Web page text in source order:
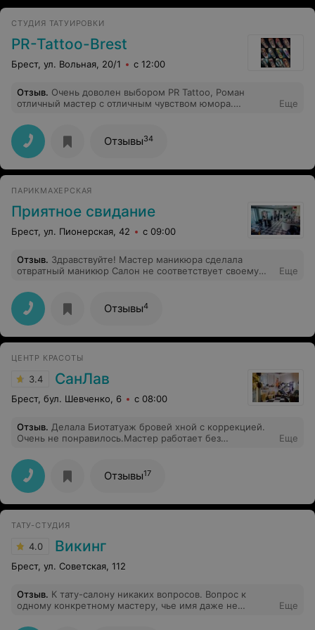
СТУДИЯ ТАТУИРОВКИ
PR-Tattoo-Brest
Брест, ул. Вольная, 20/1 с 12:00
Отзыв. Очень доволен выбором PR Tattoo, Роман
отличный мастер с отличным чувством юмора.
Огромное спасибо Аня и Рома.
Еще
Отзывы34
ПАРИКМАХЕРСКАЯ
Приятное свидание
Брест, ул. Пионерская, 42 с 09:00
Отзыв. Здравствуйте! Мастер маникюра сделала
отвратный маникюр Салон не соответствует своему
Еще
Отзывы4
ЦЕНТР КРАСОТЫ
3.4 СанЛав
Брест, бул. Шевченко, 6 с 08:00
Отзыв. Делала Биотатуаж бровей хной с коррекцией.
Очень не понравилось.Мастер работает без
Пинцет мастер вообще у кого-то просил. Коррекция
заняла всего 2 минуты. В результате: оставшиеся не
выщипаные волоски ниже брови, разная длина, у
основания носа одна бровь-округлая,другая-
квадратная. Когда я задала вопрос мастеру по поводу
все хорошо !Пришла домой расмотрела при
нормальном освещении и ужаснулась,очень
разочаровали.
Еще
Отзывы17
ТАТУ-СТУДИЯ
4.0 Викинг
Брест, ул. Советская, 112
Отзыв. К тату-салону никаких вопросов. Вопрос к
одному конкретному мастеру, чье имя даже не
Еще